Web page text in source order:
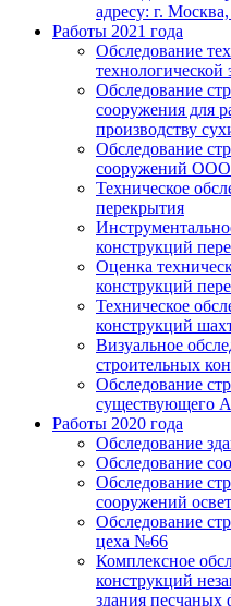
адресу: г.
Работы 2021 года
Обследование
технологической
Обследование
сооружения для
производству
Обследование
сооружений
Техническое
перекрытия
конструкций
Оценка
конструкций
Техническое
конструкций
Визуальное
строительных
Обследование
существующего
Работы 2020 года
Обследование
Обследование
Обследование
сооружений
Обследование
цеха №66
Комплексное
конструкций
здания песчаных